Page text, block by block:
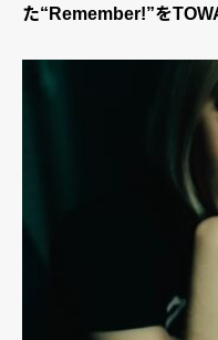
た“Remember!”を